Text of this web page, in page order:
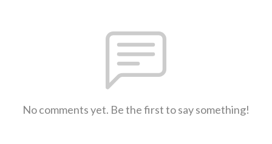
No comments yet. Be the first to say something!